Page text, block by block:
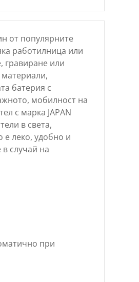
от популярните
работилница или
гравиране или
батерия с
мобилност на
с марка JAPAN
в света,
е леко, удобно и
случай на
при